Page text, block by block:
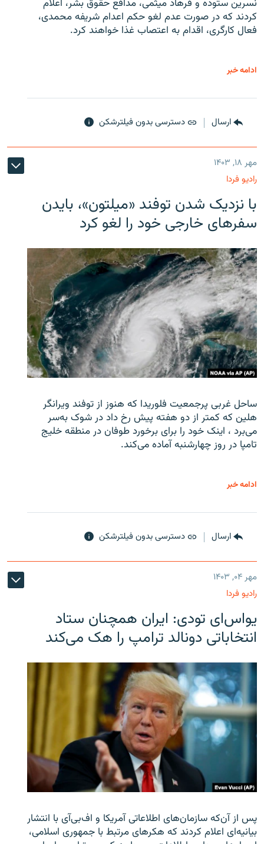
نسرین ستوده و فرهاد میثمی، مدافع حقوق بشر، اعلام
کردند که در صورت عدم لغو حکم اعدام شریفه محمدی،
فعال کارگری، اقدام به اعتصاب غذا خواهند کرد.
ادامه خبر
ارسال دسترسی بدون فیلترشکن
مهر ۱۸, ۱۴۰۳
رادیو فردا
با نزدیک شدن توفند «میلتون»، بایدن
سفرهای خارجی خود را لغو کرد
ساحل غربی پرجمعیت فلوریدا که هنوز از توفند ویرانگر
هلین که کمتر از دو هفته پیش رخ داد در شوک به‌سر
می‌برد ، اینک خود را برای برخورد طوفان در منطقه خلیج
تامپا در روز چهارشنبه آماده می‌کند.
ادامه خبر
ارسال دسترسی بدون فیلترشکن
مهر ۰۴, ۱۴۰۳
رادیو فردا
یو‌اس‌ای تودی: ایران همچنان ستاد
انتخاباتی دونالد ترامپ را هک می‌کند
پس از آن‌که سازمان‌های اطلاعاتی آمریکا و اف‌بی‌آی با انتشار
بیانیه‌ای اعلام کردند که هکرهای مرتبط با جمهوری اسلامی،